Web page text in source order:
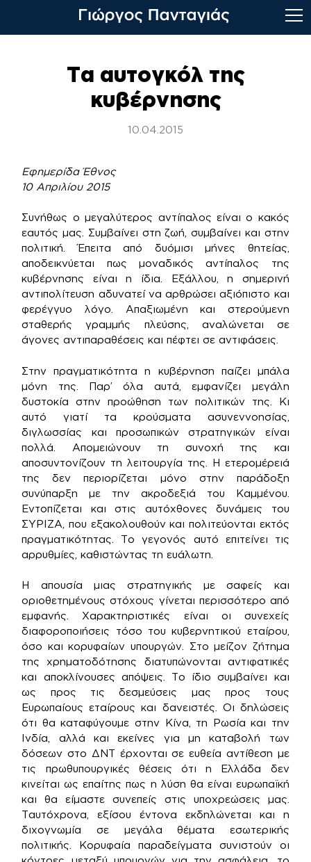
Τα αυτογκόλ της
κυβέρνησης
10.04.2015
Εφημερίδα Έθνος
10 Απριλίου2015
Συνήθως ο μεγαλύτερος αντίπαλος είναι ο κακός
εαυτός μας. Συμβαίνει στη ζωή, συμβαίνει και στην
πολιτική. Έπειτα από δυόμισι μήνες θητείας,
αποδεικνύεται πως μοναδικός αντίπαλος της
κυβέρνησης είναι η ίδια. Εξάλλου, η σημερινή
αντιπολίτευση αδυνατεί να αρθρώσει αξιόπιστο και
φερέγγυο λόγο. Απαξιωμένη και στερούμενη
σταθερής γραμμής πλεύσης, αναλώνεται σε
άγονες αντιπαραθέσεις και πέφτει σε αντιφάσεις.
Στην πραγματικότητα η κυβέρνηση παίζει μπάλα
μόνη της. Παρ’ όλα αυτά, εμφανίζει μεγάλη
δυστοκία στην προώθηση των πολιτικών της. Κι
αυτό γιατί τα κρούσματα ασυνεννοησίας,
διγλωσσίας και προσωπικών στρατηγικών είναι
πολλά. Απομειώνουν τη συνοχή της και
αποσυντονίζουν τη λειτουργία της. Η ετερομέρειά
της δεν περιορίζεται μόνο στην παράδοξη
συνύπαρξη με την ακροδεξιά του Καμμένου.
Εντοπίζεται και στις αυτόχθονες δυνάμεις του
ΣΥΡΙΖΑ, που εξακολουθούν και πολιτεύονται εκτός
πραγματικότητας. Το γεγονός αυτό επιτείνει τις
αρρυθμίες, καθιστώντας τη ευάλωτη.
Η απουσία μιας στρατηγικής με σαφείς και
οριοθετημένους στόχους γίνεται περισσότερο από
εμφανής. Χαρακτηριστικές είναι οι συνεχείς
διαφοροποιήσεις τόσο του κυβερνητικού εταίρου,
όσο και κορυφαίων υπουργών. Στο μείζον ζήτημα
της χρηματοδότησης διατυπώνονται αντιφατικές
και αποκλίνουσες απόψεις. Το ίδιο συμβαίνει και
ως προς τις δεσμεύσεις μας προς τους
Ευρωπαίους εταίρους και δανειστές. Οι δηλώσεις
ότι θα καταφύγουμε στην Κίνα, τη Ρωσία και την
Ινδία, αλλά και εκείνες για μη καταβολή των
δόσεων στο ΔΝΤ έρχονται σε ευθεία αντίθεση με
τις πρωθυπουργικές θέσεις ότι η Ελλάδα δεν
κινείται ως επαίτης πως η λύση θα είναι ευρωπαϊκή
και θα είμαστε συνεπείς στις υποχρεώσεις μας.
Ταυτόχρονα, εξίσου έντονα εκδηλώνεται και η
διχογνωμία σε μεγάλα θέματα εσωτερικής
πολιτικής. Κορυφαία παραδείγματα συνιστούν οι